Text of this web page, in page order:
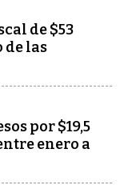
de $53
las
por $19,5
enero a